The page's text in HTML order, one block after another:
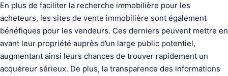
En plus de faciliter la recherche immobilière pour les
acheteurs, les sites de vente immobilière sont également
bénéfiques pour les vendeurs. Ces derniers peuvent mettre en
avant leur propriété auprès d’un large public potentiel,
augmentant ainsi leurs chances de trouver rapidement un
acquéreur sérieux. De plus, la transparence des informations